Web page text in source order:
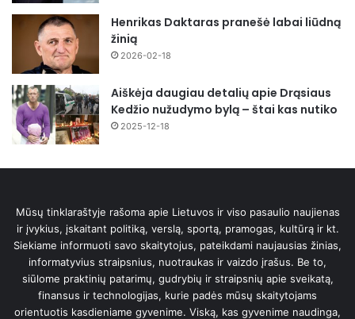
Henrikas Daktaras pranešė labai liūdną
žinią
2026-02-18
Aiškėja daugiau detalių apie Drąsiaus
Kedžio nužudymo bylą – štai kas nutiko
2025-12-18
Mūsų tinklaraštyje rašoma apie Lietuvos ir viso pasaulio naujienas
ir įvykius, įskaitant politiką, verslą, sportą, pramogas, kultūrą ir kt.
Siekiame informuoti savo skaitytojus, pateikdami naujausias žinias,
informatyvius straipsnius, nuotraukas ir vaizdo įrašus. Be to,
siūlome praktinių patarimų, gudrybių ir straipsnių apie sveikatą,
finansus ir technologijas, kurie padės mūsų skaitytojams
orientuotis kasdieniame gyvenime. Viską, kas gyvenime naudinga,